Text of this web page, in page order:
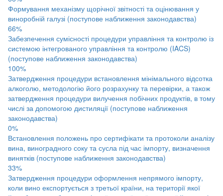
Формування механізму щорічної звітності та оцінювання у
виноробній галузі (поступове наближення законодавства)
66%
Забезпечення сумісності процедури управління та контролю із
системою інтегрованого управління та контролю (IACS)
(поступове наближення законодавства)
100%
Затвердження процедури встановлення мінімального відсотка
алкоголю, методологію його розрахунку та перевірки, а також
затвердження процедури вилучення побічних продуктів, в тому
числі за допомогою дистиляції (поступове наближення
законодавства)
0%
Встановлення положень про сертифікати та протоколи аналізу
вина, виноградного соку та сусла під час імпорту, визначення
винятків (поступове наближення законодавства)
33%
Затвердження процедури оформлення непрямого імпорту,
коли вино експортується з третьої країни, на території якої